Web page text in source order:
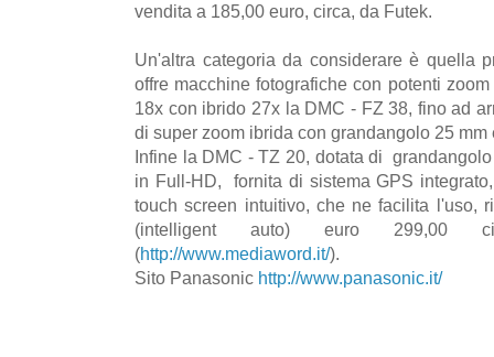
vendita a 185,00 euro, circa, da Futek.
Un'altra categoria da considerare è quella
offre macchine fotografiche con potenti
18x con ibrido 27x la DMC - FZ 38, fino ad
di super zoom ibrida con grandangolo 25 mm
Infine la DMC - TZ 20, dotata di
in Full-HD, fornita di sistema GPS
touch screen intuitivo, che ne facilita l'uso,
(intelligent auto) euro 299,00
(http://www.mediaword.it/).
Sito Panasonic http://www.panasonic.it/